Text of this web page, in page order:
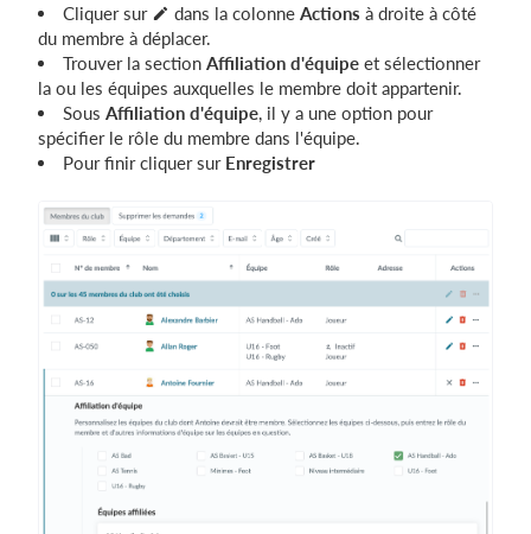
Cliquer sur dans la colonne Actions à droite à côté
du membre à déplacer.
Trouver la section Affiliation d'équipe et sélectionner
la ou les équipes auxquelles le membre doit appartenir.
Sous Affiliation d'équipe, il y a une option pour
spécifier le rôle du membre dans l'équipe.
Pour finir cliquer sur Enregistrer